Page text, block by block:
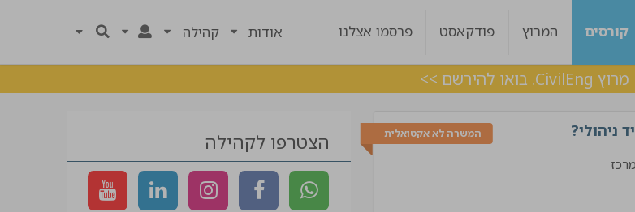
קורסים המרוץ פודקאסט פרסמו אצלנו אודות קהילה
המשרה לא אקטואלית
מרכז
הצטרפו לקהילה